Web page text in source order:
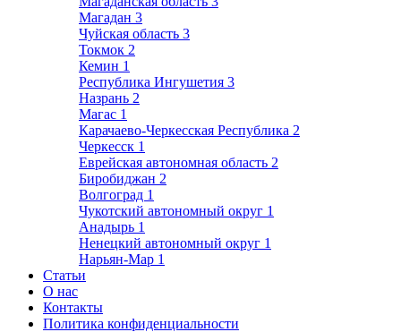
Магадан 3
Чуйская область 3
Токмок 2
Кемин 1
Республика Ингушетия 3
Назрань 2
Магас 1
Карачаево-Черкесская Республика 2
Черкесск 1
Еврейская автономная область 2
Биробиджан 2
Волгоград 1
Чукотский автономный округ 1
Анадырь 1
Ненецкий автономный округ 1
Нарьян-Мар 1
Статьи
О нас
Контакты
Политика конфиденциальности